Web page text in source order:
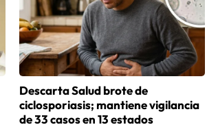
Descarta Salud brote de
ciclosporiasis; mantiene vigilancia
de 33 casos en 13 estados